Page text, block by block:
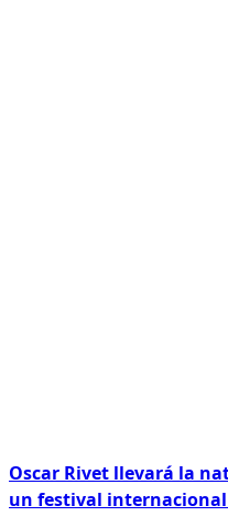
Oscar Rivet llevará la
un festival internacional